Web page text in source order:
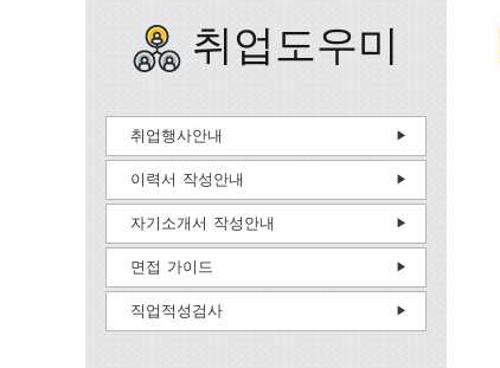
취업도우미
취업행사안내
이력서 작성안내
자기소개서 작성안내
면접 가이드
직업적성검사